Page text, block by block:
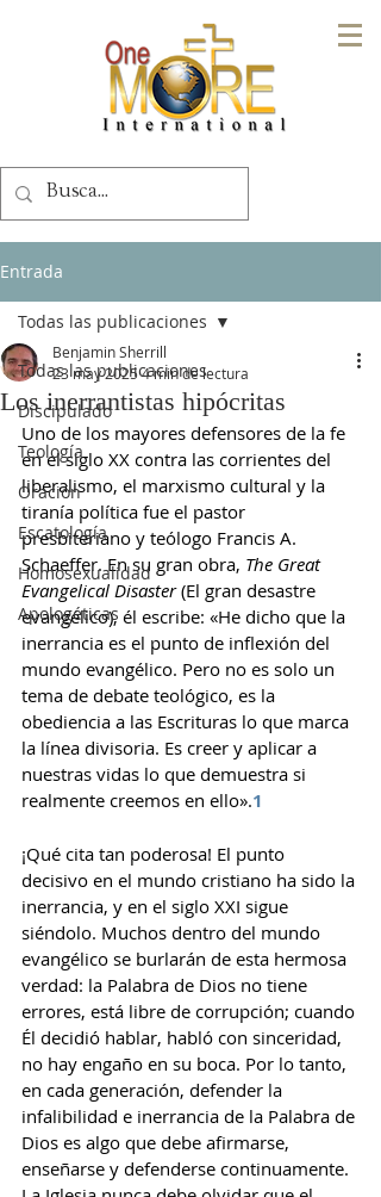
Entrada
Todas las publicaciones
Discipulado
Teología
Oración
Escatología
Homosexualidad
Apologéticas
Todas las publicaciones
Los inerrantistas hipócritas
Benjamin Sherrill
23 may 2025 4 min de lectura
Uno de los mayores defensores de la fe
en el siglo XX contra las corrientes del
liberalismo, el marxismo cultural y la
tiranía política fue el pastor
presbiteriano y teólogo Francis A.
Schaeffer. En su gran obra, The Great
Evangelical Disaster (El gran desastre
evangélico), él escribe: «He dicho que la
inerrancia es el punto de inflexión del
mundo evangélico. Pero no es solo un
tema de debate teológico, es la
obediencia a las Escrituras lo que marca
la línea divisoria. Es creer y aplicar a
nuestras vidas lo que demuestra si
realmente creemos en ello».1
¡Qué cita tan poderosa! El punto
decisivo en el mundo cristiano ha sido la
inerrancia, y en el siglo XXI sigue
siéndolo. Muchos dentro del mundo
evangélico se burlarán de esta hermosa
verdad: la Palabra de Dios no tiene
errores, está libre de corrupción; cuando
Él decidió hablar, habló con sinceridad,
no hay engaño en su boca. Por lo tanto,
en cada generación, defender la
infalibilidad e inerrancia de la Palabra de
Dios es algo que debe afirmarse,
enseñarse y defenderse continuamente.